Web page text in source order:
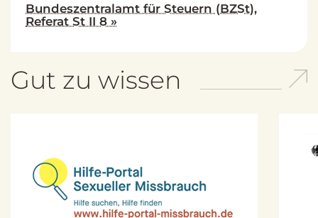
Bundeszentralamt für Steuern (BZSt),
Referat St II 8 »
Gut zu wissen